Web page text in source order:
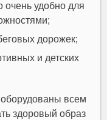
очень удобно для
дорожек;
и детских
всем
здоровый образ